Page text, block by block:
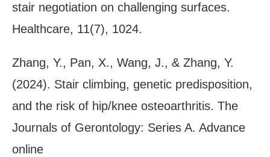
stair negotiation on challenging surfaces.
Healthcare, 11(7), 1024.
Zhang, Y., Pan, X., Wang, J., & Zhang, Y.
(2024). Stair climbing, genetic predisposition,
and the risk of hip/knee osteoarthritis. The
Journals of Gerontology: Series A. Advance
online